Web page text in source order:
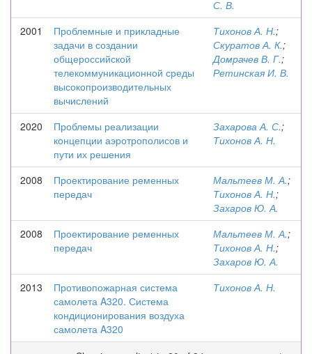
С. В.
2001
Проблемные и прикладные
задачи в создании
общероссийской
телекоммуникационной среды
высокопроизводительных
вычислений
Тихонов А. Н.;
Скуратов А. К.;
Домрачев В. Г.;
Ретинская И. В.
2020
Проблемы реализации
концепции аэротрополисов и
пути их решения
Захарова А. С.;
Тихонов А. Н.
2008
Проектирование ременных
передач
Мальтеев М. А.;
Тихонов А. Н.;
Захаров Ю. А.
2008
Проектирование ременных
передач
Мальтеев М. А.;
Тихонов А. Н.;
Захаров Ю. А.
2013
Противопожарная система
самолета A320. Система
кондиционирования воздуха
самолета A320
Тихонов А. Н.